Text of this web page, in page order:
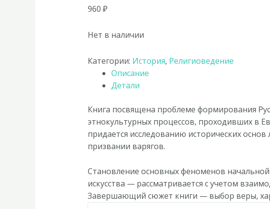
960 ₽
Нет в наличии
Категории: История, Религиоведение
Описание
Детали
Книга посвящена проблеме формирования
этнокультурных процессов, проходивших в
придается исследованию исторических
призвании варягов.
Становление основных феноменов начальной
искусства — рассматривается с учетом
Завершающий сюжет книги — выбор веры,